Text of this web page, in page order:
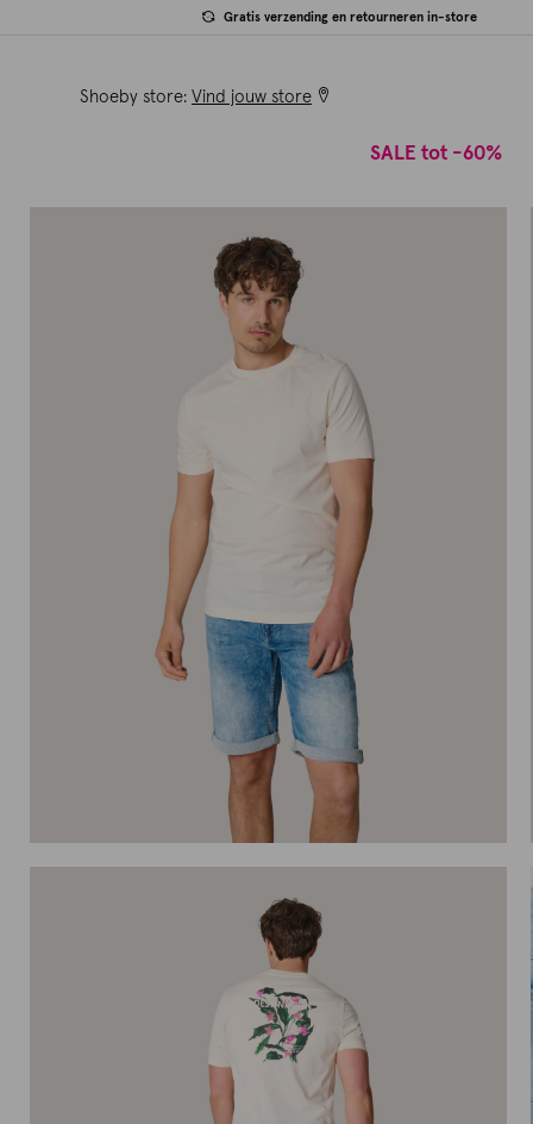
Gratis verzending en retourneren in-store
Shoeby store: Vind jouw store
SALE tot -60%